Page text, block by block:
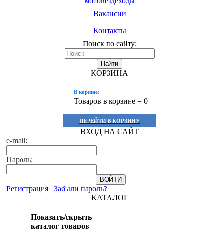
Вакансии
Контакты
Поиск по сайту:
Найти
КОРЗИНА
В корзине:
Товаров в корзине = 0
ПЕРЕЙТИ В КОРЗИНУ
ВХОД НА САЙТ
e-mail:
Пароль:
Регистрация | Забыли пароль?
КАТАЛОГ
Показать/скрыть
каталог товаров